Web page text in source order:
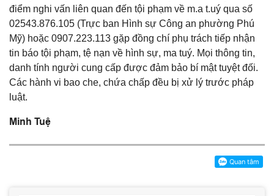
điểm nghi vấn liên quan đến tội phạm về m.a t.uý qua số
02543.876.105 (Trực ban Hình sự Công an phường Phú
Mỹ) hoặc 0907.223.113 gặp đồng chí phụ trách tiếp nhận
tin báo tội phạm, tệ nạn về hình sự, ma tuý. Mọi thông tin,
danh tính người cung cấp được đảm bảo bí mật tuyệt đối.
Các hành vi bao che, chứa chấp đều bị xử lý trước pháp
luật.
Minh Tuệ